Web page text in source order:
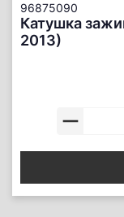
96875090
Катушка
2013)